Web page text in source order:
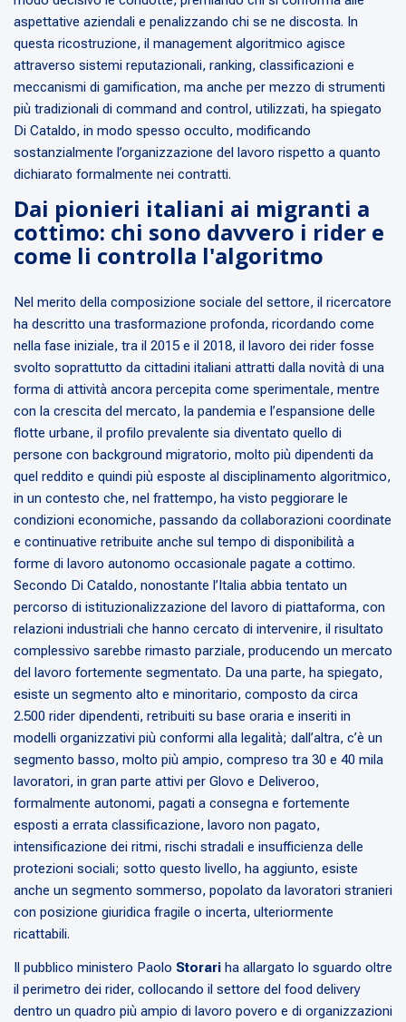
aspettative aziendali e penalizzando chi se ne discosta. In
questa ricostruzione, il management algoritmico agisce
attraverso sistemi reputazionali, ranking, classificazioni e
meccanismi di gamification, ma anche per mezzo di strumenti
più tradizionali di command and control, utilizzati, ha spiegato
Di Cataldo, in modo spesso occulto, modificando
sostanzialmente l’organizzazione del lavoro rispetto a quanto
dichiarato formalmente nei contratti.
Dai pionieri italiani ai migranti a
cottimo: chi sono davvero i rider e
come li controlla l'algoritmo
Nel merito della composizione sociale del settore, il ricercatore
ha descritto una trasformazione profonda, ricordando come
nella fase iniziale, tra il 2015 e il 2018, il lavoro dei rider fosse
svolto soprattutto da cittadini italiani attratti dalla novità di una
forma di attività ancora percepita come sperimentale, mentre
con la crescita del mercato, la pandemia e l’espansione delle
flotte urbane, il profilo prevalente sia diventato quello di
persone con background migratorio, molto più dipendenti da
quel reddito e quindi più esposte al disciplinamento algoritmico,
in un contesto che, nel frattempo, ha visto peggiorare le
condizioni economiche, passando da collaborazioni coordinate
e continuative retribuite anche sul tempo di disponibilità a
forme di lavoro autonomo occasionale pagate a cottimo.
Secondo Di Cataldo, nonostante l’Italia abbia tentato un
percorso di istituzionalizzazione del lavoro di piattaforma, con
relazioni industriali che hanno cercato di intervenire, il risultato
complessivo sarebbe rimasto parziale, producendo un mercato
del lavoro fortemente segmentato. Da una parte, ha spiegato,
esiste un segmento alto e minoritario, composto da circa
2.500 rider dipendenti, retribuiti su base oraria e inseriti in
modelli organizzativi più conformi alla legalità; dall’altra, c’è un
segmento basso, molto più ampio, compreso tra 30 e 40 mila
lavoratori, in gran parte attivi per Glovo e Deliveroo,
formalmente autonomi, pagati a consegna e fortemente
esposti a errata classificazione, lavoro non pagato,
intensificazione dei ritmi, rischi stradali e insufficienza delle
protezioni sociali; sotto questo livello, ha aggiunto, esiste
anche un segmento sommerso, popolato da lavoratori stranieri
con posizione giuridica fragile o incerta, ulteriormente
ricattabili.
Il pubblico ministero Paolo Storari ha allargato lo sguardo oltre
il perimetro dei rider, collocando il settore del food delivery
dentro un quadro più ampio di lavoro povero e di organizzazioni